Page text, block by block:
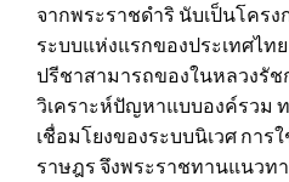
จากพระราชดำริ นับเป็นโคร
ระบบแห่งแรกของประเทศไท
ปรีชาสามารถของในหลวงรัช
วิเคราะห์ปัญหาแบบองค์รวม
เชื่อมโยงของระบบนิเวศ กา
ราษฎร จึงพระราชทานแนวท